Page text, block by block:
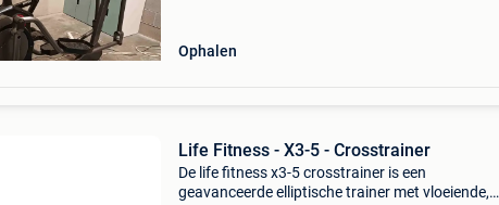
Ophalen
Life Fitness - X3-5 - Crosstrainer
De life fitness x3-5 crosstrainer is een
geavanceerde elliptische trainer met vloeiende,